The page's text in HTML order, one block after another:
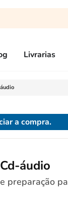
Livrarias
a compra.
áudio
preparação